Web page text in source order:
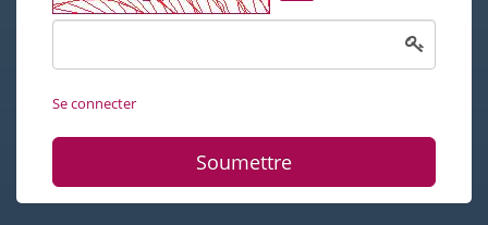
Se connecter
Soumettre